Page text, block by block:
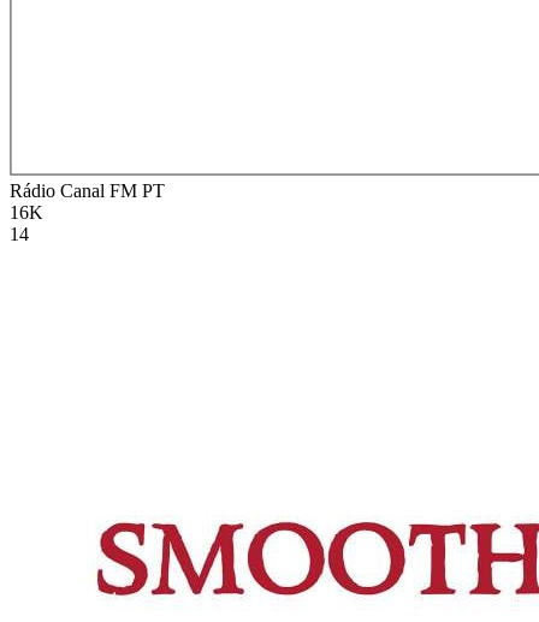
Rádio Canal FM PT
16K
14